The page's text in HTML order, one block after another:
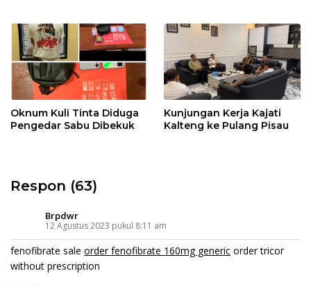
Oknum Kuli Tinta Diduga
Pengedar Sabu Dibekuk
Kunjungan Kerja Kajati
Kalteng ke Pulang Pisau
Respon (63)
Brpdwr
12 Agustus 2023 pukul 8:11 am
fenofibrate sale order fenofibrate 160mg generic order tricor
without prescription